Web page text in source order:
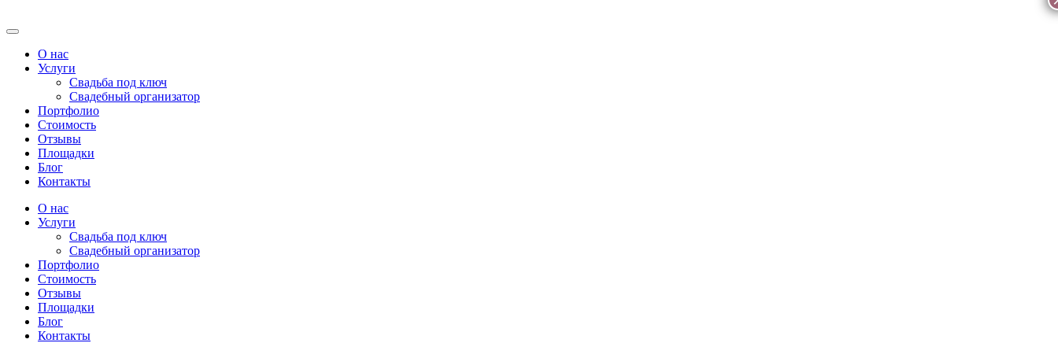
О нас
Услуги
Свадьба под ключ
Свадебный организатор
Портфолио
Стоимость
Отзывы
Площадки
Блог
Контакты
О нас
Услуги
Свадьба под ключ
Свадебный организатор
Портфолио
Стоимость
Отзывы
Площадки
Блог
Контакты